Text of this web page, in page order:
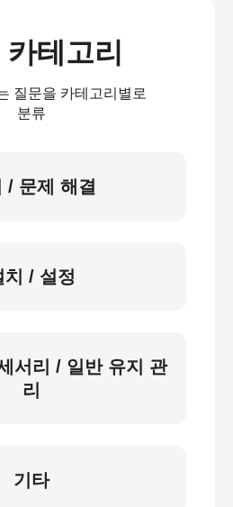
테고리
질문을 카테고리별로
분류
/ 문제 해결
치 / 설정
서리 / 일반 유지 관
리
기타